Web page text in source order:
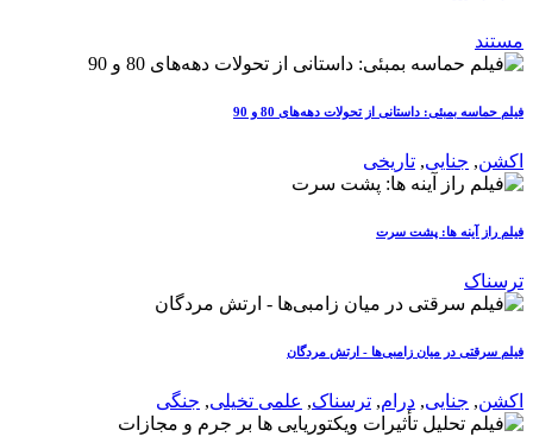
مستند
فیلم حماسه بمبئی: داستانی از تحولات دهه‌های 80 و 90
اکشن, جنایی, تاریخی
فیلم راز آینه ها: پشت سرت
ترسناک
فیلم سرقتی در میان زامبی‌ها - ارتش مردگان
اکشن, جنایی, درام, ترسناک, علمی تخیلی, جنگی